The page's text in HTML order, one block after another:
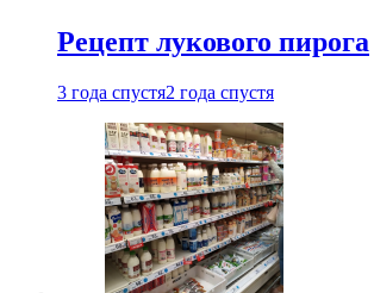
Рецепт лукового пирога
3 года спустя2 года спустя